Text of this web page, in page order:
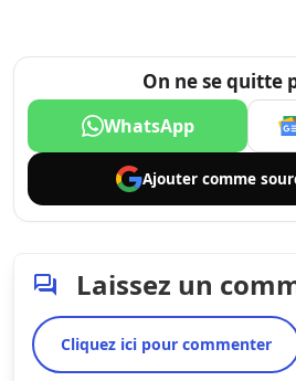
On ne se quitte
WhatsApp
Ajouter comme
Laissez un
Cliquez ici pour commenter